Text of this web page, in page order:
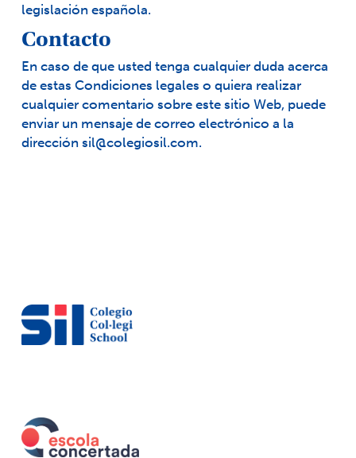
legislación española.
Contacto
En caso de que usted tenga cualquier duda acerca
de estas Condiciones legales o quiera realizar
cualquier comentario sobre este sitio Web, puede
enviar un mensaje de correo electrónico a la
dirección sil@colegiosil.com.